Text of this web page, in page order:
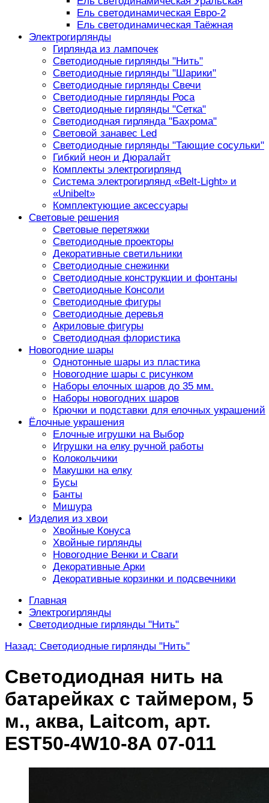
Ель светодинамическая Евро-2
Ель светодинамическая Таёжная
Электрогирлянды
Гирлянда из лампочек
Светодиодные гирлянды "Нить"
Светодиодные гирлянды "Шарики"
Светодиодные гирлянды Свечи
Светодиодные гирлянды Роса
Светодиодные гирлянды "Сетка"
Светодиодная гирлянда "Бахрома"
Световой занавес Led
Светодиодные гирлянды "Тающие сосульки"
Гибкий неон и Дюралайт
Комплекты электрогирлянд
Система электрогирлянд «Belt-Light» и
«Unibelt»
Комплектующие аксессуары
Световые решения
Световые перетяжки
Светодиодные проекторы
Декоративные светильники
Светодиодные снежинки
Светодиодные конструкции и фонтаны
Светодиодные Консоли
Светодиодные фигуры
Светодиодные деревья
Акриловые фигуры
Светодиодная флористика
Новогодние шары
Однотонные шары из пластика
Новогодние шары с рисунком
Наборы елочных шаров до 35 мм.
Наборы новогодних шаров
Крючки и подставки для елочных украшений
Ёлочные украшения
Елочные игрушки на Выбор
Игрушки на елку ручной работы
Колокольчики
Макушки на елку
Бусы
Банты
Мишура
Изделия из хвои
Хвойные Конуса
Хвойные гирлянды
Новогодние Венки и Сваги
Декоративные Арки
Декоративные корзинки и подсвечники
Главная
Электрогирлянды
Светодиодные гирлянды "Нить"
Назад: Светодиодные гирлянды "Нить"
Светодиодная нить на
батарейках с таймером, 5
м., аква, Laitcom, арт.
EST50-4W10-8A 07-011